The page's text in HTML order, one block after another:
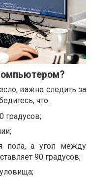
важно следить за
что:
градусов;
пола, а угол между
90 градусов;